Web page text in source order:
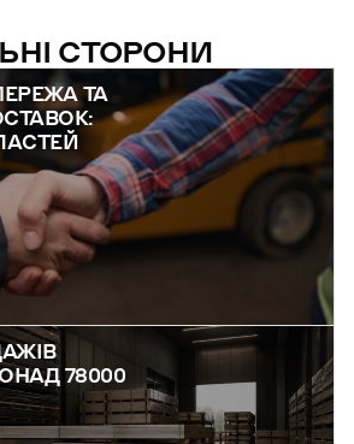
СТОРОНИ
ТА
78000